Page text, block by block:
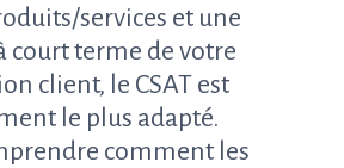
services et une
court terme de votre
client, le CSAT est
le plus adapté.
comment les